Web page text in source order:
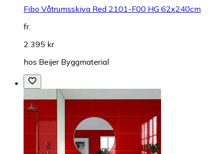
Fibo Våtrumsskiva Red 2101-F00 HG 62x240cm
fr.
2 395 kr
hos Beijer Byggmaterial